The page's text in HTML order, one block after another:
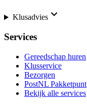
Klusadvies
Services
Gereedschap huren
Klusservice
Bezorgen
PostNL Pakketpunt
Bekijk alle services